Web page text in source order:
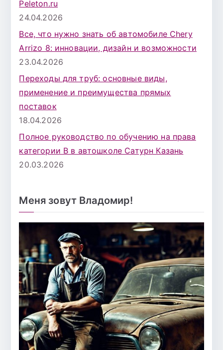
Peleton.ru
24.04.2026
Все, что нужно знать об автомобиле Chery
Arrizo 8: инновации, дизайн и возможности
23.04.2026
Переходы для труб: основные виды,
применение и преимущества прямых
поставок
18.04.2026
Полное руководство по обучению на права
категории B в автошколе Сатурн Казань
20.03.2026
Меня зовут Владомир!